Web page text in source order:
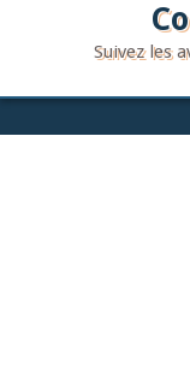
Suivez les